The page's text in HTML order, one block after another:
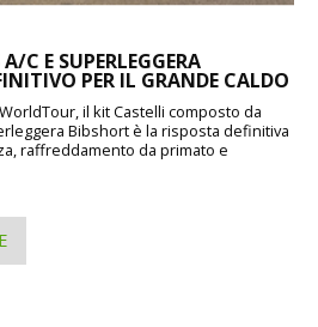
C E SUPERLEGGERA
PER IL GRANDE CALDO
il kit Castelli composto da
Bibshort è la risposta definitiva
raffreddamento da primato e